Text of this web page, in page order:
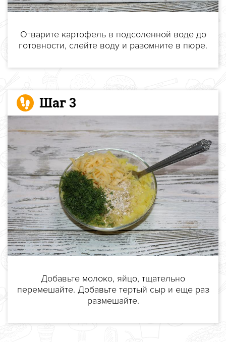
Отварите картофель в подсоленной воде до
готовности, слейте воду и разомните в пюре.
Шаг 3
Добавьте молоко, яйцо, тщательно
перемешайте. Добавьте тертый сыр и еще раз
размешайте.